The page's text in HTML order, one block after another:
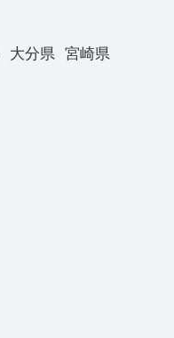
大分県
宮崎県